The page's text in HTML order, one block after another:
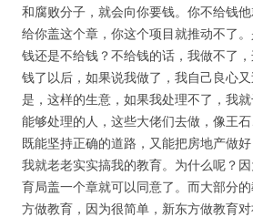
和腐败分子，就会向你要钱。你不给钱
给你盖这个章，你这个项目就推动不了
钱还是不给钱？不给钱的话，我做不了
钱了以后，如果说我做了，我自己良心
是，这样的生意，如果我处理不了，我
能够处理的人，这些大佬们去做，像王
既能坚持正确的道路，又能把房地产做好
我就老老实实搞我的教育。为什么呢？
育局盖一个章就可以同意了。而大部分
方做教育，因为很简单，新东方做教育